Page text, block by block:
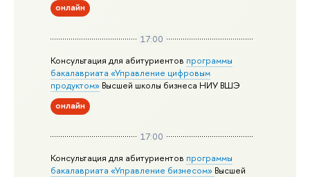
онлайн
17:00
Консультация для абитуриентов программы
бакалавриата «Управление цифровым
продуктом» Высшей школы бизнеса НИУ ВШЭ
онлайн
17:00
Консультация для абитуриентов программы
бакалавриата «Управление бизнесом» Высшей